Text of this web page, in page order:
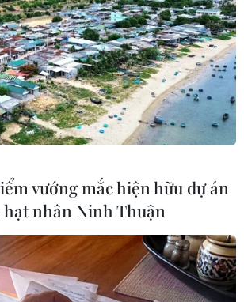
vướng mắc hiện hữu dự án
hạt nhân Ninh Thuận